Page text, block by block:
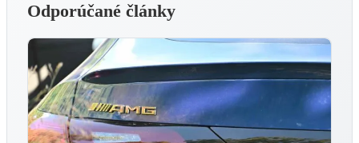
Odporúčané články